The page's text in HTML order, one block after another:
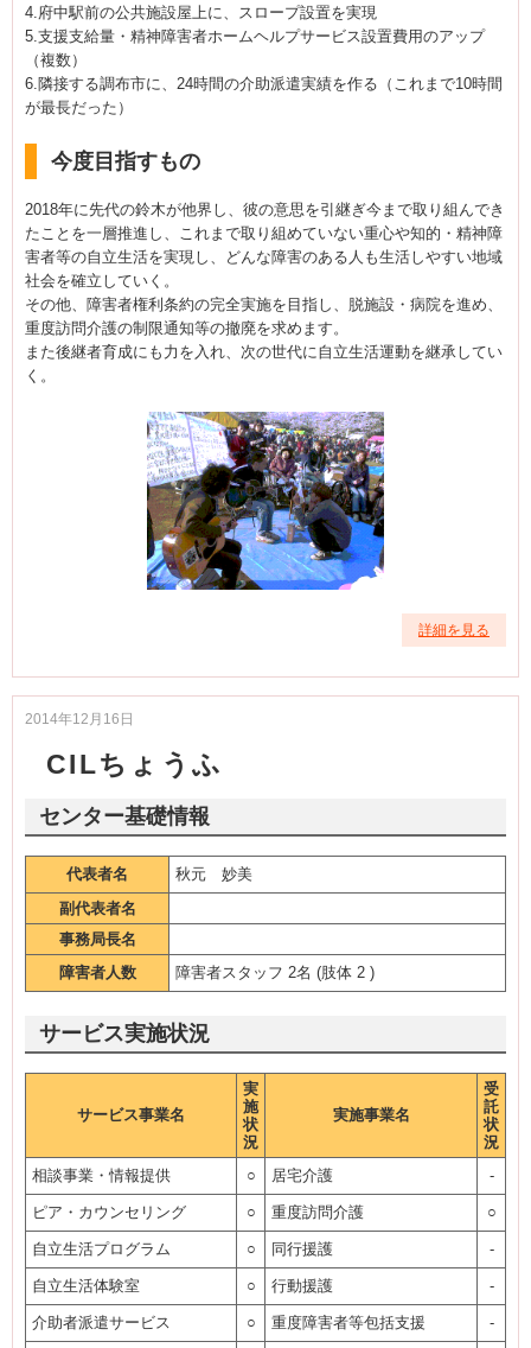
4.府中駅前の公共施設屋上に、スロープ設置を実現
5.支援支給量・精神障害者ホームヘルプサービス設置費用のアップ
（複数）
6.隣接する調布市に、24時間の介助派遣実績を作る（これまで10時間
が最長だった）
今度目指すもの
2018年に先代の鈴木が他界し、彼の意思を引継ぎ今まで取り組んでき
たことを一層推進し、これまで取り組めていない重心や知的・精神障
害者等の自立生活を実現し、どんな障害のある人も生活しやすい地域
社会を確立していく。
その他、障害者権利条約の完全実施を目指し、脱施設・病院を進め、
重度訪問介護の制限通知等の撤廃を求めます。
また後継者育成にも力を入れ、次の世代に自立生活運動を継承してい
く。
詳細を見る
2014年12月16日
CILちょうふ
センター基礎情報
代表者名
秋元 妙美
副代表者名
事務局長名
障害者人数
障害者スタッフ 2名 (肢体 2 )
サービス実施状況
サービス事業名
実
施
状
況
実施事業名
受
託
状
況
相談事業・情報提供
○ 居宅介護 -
ピア・カウンセリング ○ 重度訪問介護 ○
自立生活プログラム ○ 同行援護 -
自立生活体験室 ○ 行動援護 -
介助者派遣サービス ○ 重度障害者等包括支援 -